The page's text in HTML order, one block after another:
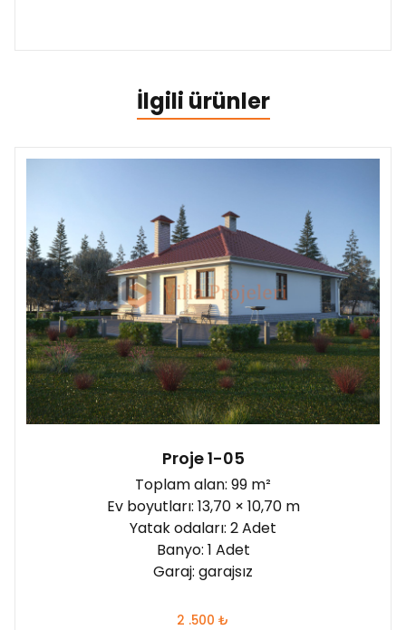
İlgili ürünler
Proje 1-05
Toplam alan: 99 m²
Ev boyutları: 13,70 × 10,70 m
Yatak odaları: 2 Adet
Banyo: 1 Adet
Garaj: garajsız
2 .500 ₺